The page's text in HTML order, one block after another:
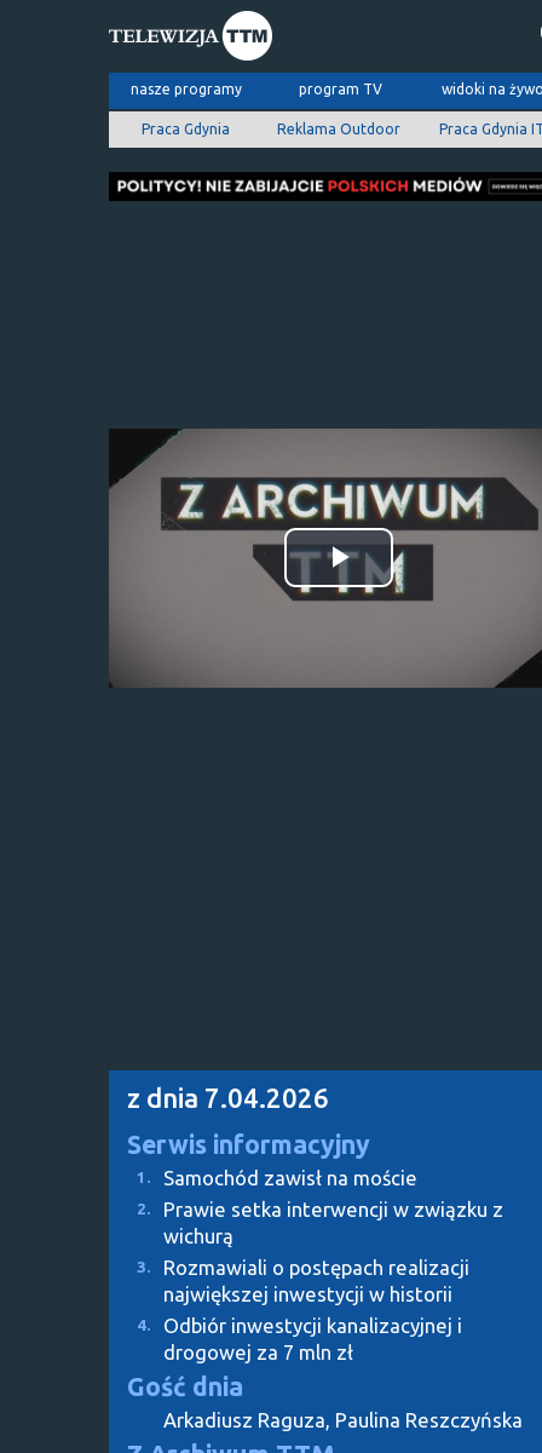
nasze programy program TV widoki na
Praca Gdynia Reklama Outdoor Praca Gdynia
Odtwórz
z dnia 7.04.2026
Serwis informacyjny
1. Samochód zawisł na moście
2.
Prawie setka interwencji w związku z
wichurą
3.
Rozmawiali o postępach realizacji
największej inwestycji w historii
4.
Odbiór inwestycji kanalizacyjnej i
drogowej za 7 mln zł
Gość dnia
Arkadiusz Raguza, Paulina Reszczyńska